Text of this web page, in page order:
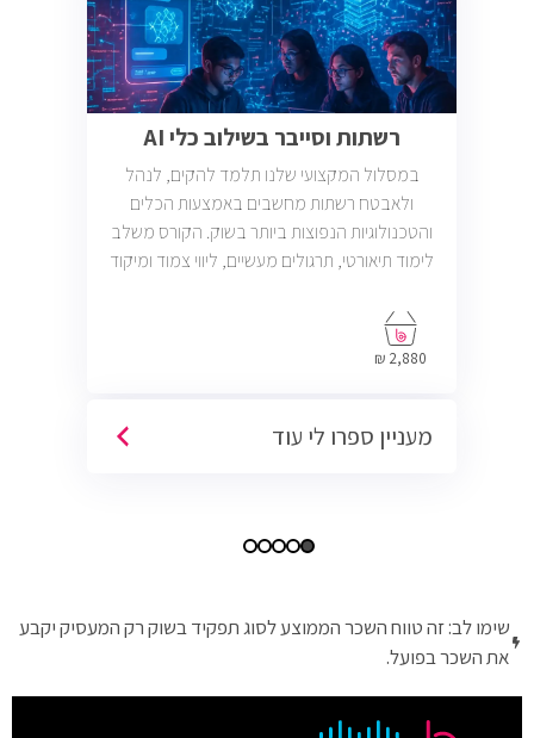
רשתות וסייבר בשילוב כלי AI
במסלול המקצועי שלנו תלמד להקים, לנהל
ולאבטח רשתות מחשבים באמצעות הכלים
והטכנולוגיות הנפוצות ביותר בשוק. הקורס משלב
לימוד תיאורטי, תרגולים מעשיים, ליווי צמוד ומיקוד
2,880 ₪
מעניין ספרו לי עוד
שימו לב: זה טווח השכר הממוצע לסוג תפקיד בשוק רק המעסיק יקבע
את השכר בפועל.